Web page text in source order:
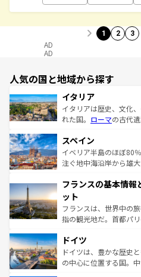
1 2 3
AD
AD
人気の国と地域から探す
イタリア
イタリアは歴史、文化
れた国。 ローマの古代
ろん、トスカーナの美
景など、自然景観も見
ピザやパスタなど、絶
ませてくれるイタリア
なお、新着のイタリア情
しい。
スペイン
イベリア半島のほぼ80
注ぐ地中海沿岸から雄
文化が根付くこの国で
れる闘牛、そして美味
る。首都マドリードの
アートに溢れた街角か
せる。地方によって風
ンテンツ一覧を参照し
フランスの基本情報
ット
フランスは、世界中の
指の観光地だ。首都パ
で、幅広い魅力が詰ま
聖堂、美しいビーチ、
から魅了する。また、
ドイツ
ドイツは、豊かな歴史
の中心に位置する国。